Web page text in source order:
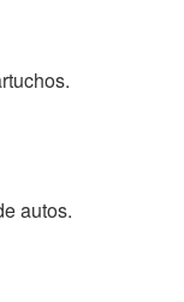
autos.